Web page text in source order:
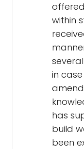
within
in
has
build
been